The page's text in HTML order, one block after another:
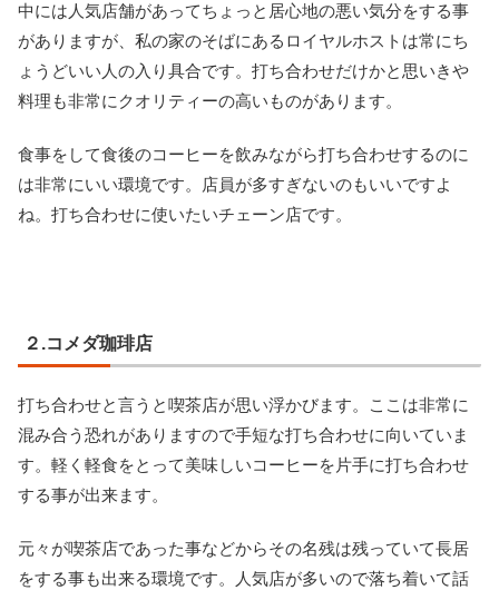
中には人気店舗があってちょっと居心地の悪い気分をする事
がありますが、私の家のそばにあるロイヤルホストは常にち
ょうどいい人の入り具合です。打ち合わせだけかと思いきや
料理も非常にクオリティーの高いものがあります。
食事をして食後のコーヒーを飲みながら打ち合わせするのに
は非常にいい環境です。店員が多すぎないのもいいですよ
ね。打ち合わせに使いたいチェーン店です。
２.コメダ珈琲店
打ち合わせと言うと喫茶店が思い浮かびます。ここは非常に
混み合う恐れがありますので手短な打ち合わせに向いていま
す。軽く軽食をとって美味しいコーヒーを片手に打ち合わせ
する事が出来ます。
元々が喫茶店であった事などからその名残は残っていて長居
をする事も出来る環境です。人気店が多いので落ち着いて話